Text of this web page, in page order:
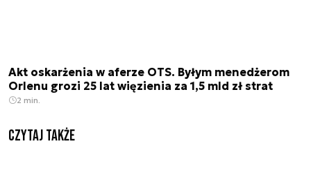
Akt oskarżenia w aferze OTS. Byłym menedżerom
Orlenu grozi 25 lat więzienia za 1,5 mld zł strat
2 min.
Czytaj także